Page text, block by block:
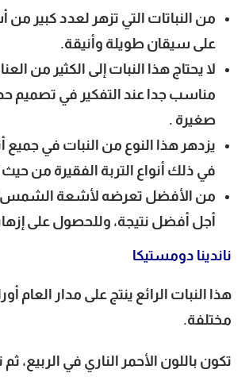
من النباتات التي تزهر لعدد كبير
على سيقان طويلة وأنيقة.
لا يحتاج هذا النبات إلى الكثير من
مناسب جدا عند التفكير في تصميم
صغيرة .
يزدهر هذا النوع من النبات في جميع
في ذلك أنواع التربة الفقيرة من
من الأفضل تعرضه لأشعة الشمس
أجل أفضل نتيجة، وللحصول على
ناندينا دومستيكا
هذا النبات الرائع ينتج على مدار العام
مختلفة.
تكون باللون الأحمر الناري في الربيع، ثم